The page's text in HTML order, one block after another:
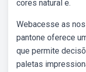
cores natural e.
Webacesse as
pantone oferece
que permite
paletas